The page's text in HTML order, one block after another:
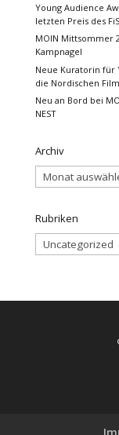
Young Audience
letzten Preis des
MOIN Mittsommer
Kampnagel
Neue Kuratorin für
die Nordischen
Neu an Bord bei
NEST
Archiv
Archiv
Rubriken
Rubriken